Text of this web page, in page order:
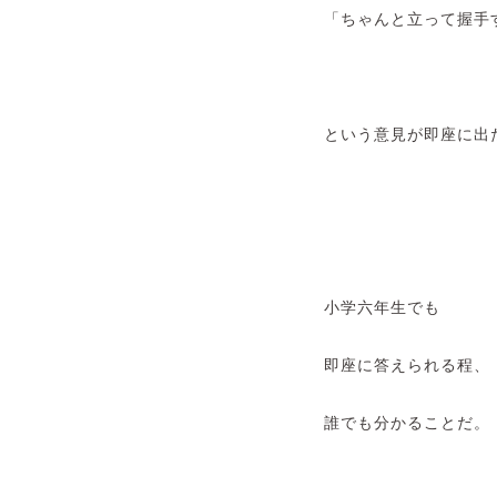
「ちゃんと立って握手
という意見が即座に出
小学六年生でも
即座に答えられる程、
誰でも分かることだ。